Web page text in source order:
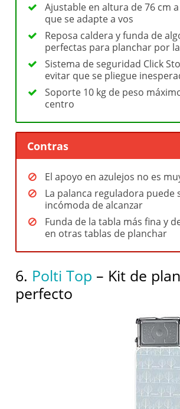
Ajustable en altura de 76 cm
que se adapte a vos
Reposa caldera y funda de
perfectas para planchar por
Sistema de seguridad Click
evitar que se pliegue
Soporte 10 kg de peso
centro
Contras
El apoyo en azulejos no es
La palanca reguladora puede
incómoda de alcanzar
Funda de la tabla más fina y
en otras tablas de planchar
6. Polti Top – Kit de
perfecto